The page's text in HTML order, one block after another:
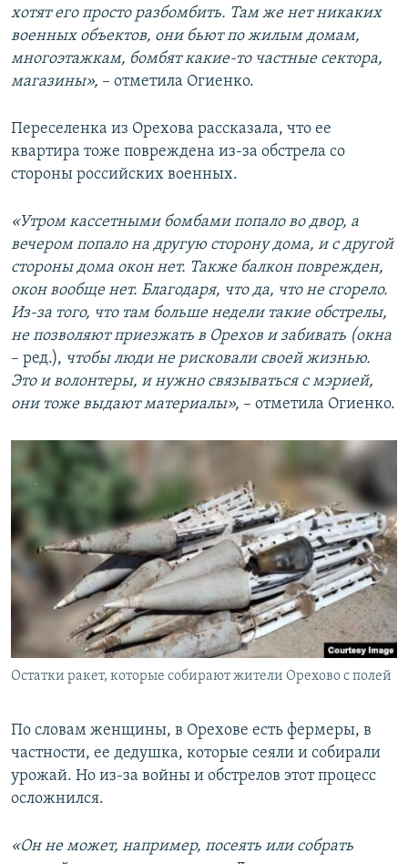
хотят его просто разбомбить. Там же нет никаких
военных объектов, они бьют по жилым домам,
многоэтажкам, бомбят какие-то частные сектора,
магазины», – отметила Огиенко.
Переселенка из Орехова рассказала, что ее
квартира тоже повреждена из-за обстрела со
стороны российских военных.
«Утром кассетными бомбами попало во двор, а
вечером попало на другую сторону дома, и с другой
стороны дома окон нет. Также балкон поврежден,
окон вообще нет. Благодаря, что да, что не сгорело.
Из-за того, что там больше недели такие обстрелы,
не позволяют приезжать в Орехов и забивать (окна
– ред.), чтобы люди не рисковали своей жизнью.
Это и волонтеры, и нужно связываться с мэрией,
они тоже выдают материалы», – отметила Огиенко.
Остатки ракет, которые собирают жители Орехово с полей
По словам женщины, в Орехове есть фермеры, в
частности, ее дедушка, которые сеяли и собирали
урожай. Но из-за войны и обстрелов этот процесс
осложнился.
«Он не может, например, посеять или собрать